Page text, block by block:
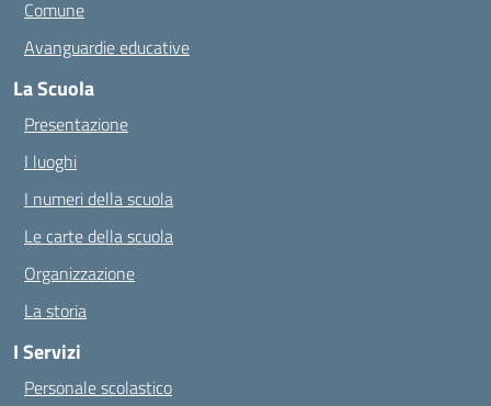
Comune
Avanguardie educative
La Scuola
Presentazione
I luoghi
I numeri della scuola
Le carte della scuola
Organizzazione
La storia
I Servizi
Personale scolastico